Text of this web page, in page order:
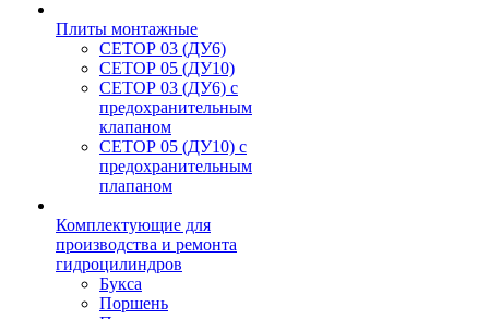
Плиты монтажные
CЕТОР 03 (ДУ6)
CЕТОР 05 (ДУ10)
CЕТОР 03 (ДУ6) с
предохранительным
клапаном
CЕТОР 05 (ДУ10) с
предохранительным
плапаном
Комплектующие для
производства и ремонта
гидроцилиндров
Букса
Поршень